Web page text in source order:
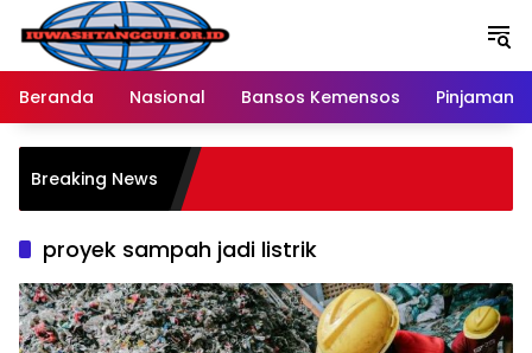
Langsung
konten
Beranda
Nasional Bansos Kemensos Pinjaman
Breaking News
proyek sampah jadi listrik